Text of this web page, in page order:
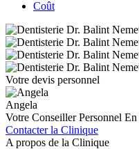
Coût
Votre devis personnel
Angela
Votre Conseiller Personnel En
Contacter la Clinique
A propos de la Clinique